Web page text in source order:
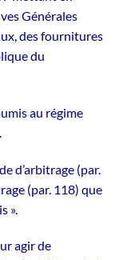
Générales
des fournitures
du
au régime
d’arbitrage (par.
(par. 118) que
».
agir de